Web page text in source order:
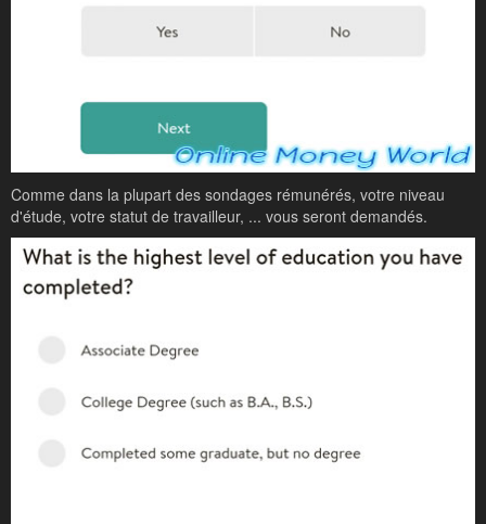
Comme dans la plupart des sondages rémunérés, votre niveau
d'étude, votre statut de travailleur, ... vous seront demandés.